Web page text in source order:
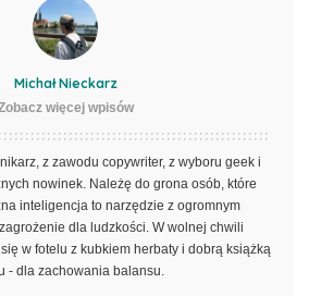
Michał Nieckarz
więcej wpisów
z zawodu copywriter, z wyboru geek i
nowinek. Należę do grona osób, które
inteligencja to narzędzie z ogromnym
dla ludzkości. W wolnej chwili
w fotelu z kubkiem herbaty i dobrą książką
- dla zachowania balansu.